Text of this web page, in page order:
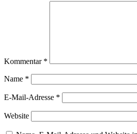
Kommentar *
Name *
E-Mail-Adresse *
Website